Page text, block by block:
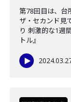
第78回目は、台
ザ・セカンド見
り 刺激的な1週
トル』